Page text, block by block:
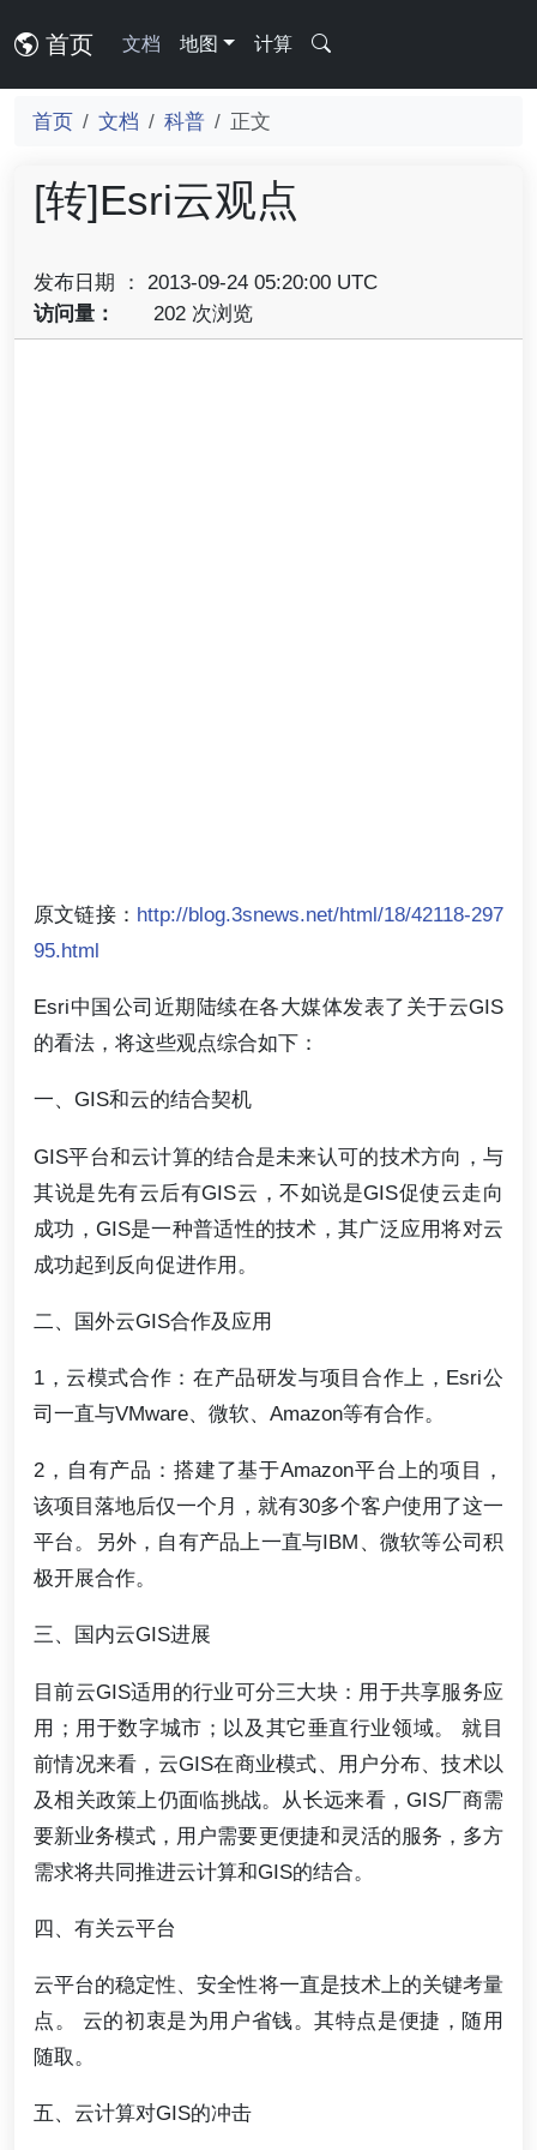
首页 文档 地图 计算
首页 文档 科普 正文
[转]Esri云观点
发布日期 ： 2013-09-24 05:20:00 UTC
访问量：
202 次浏览
原文链接： http://blog.3snews.net/html/18/42118-297
95.html
Esri中国公司近期陆续在各大媒体发表了关于云GIS
的看法，将这些观点综合如下：
一、GIS和云的结合契机
GIS平台和云计算的结合是未来认可的技术方向，与
其说是先有云后有GIS云，不如说是GIS促使云走向
成功，GIS是一种普适性的技术，其广泛应用将对云
成功起到反向促进作用。
二、国外云GIS合作及应用
1，云模式合作：在产品研发与项目合作上，Esri公
司一直与VMware、微软、Amazon等有合作。
2，自有产品：搭建了基于Amazon平台上的项目，
该项目落地后仅一个月，就有30多个客户使用了这一
平台。另外，自有产品上一直与IBM、微软等公司积
极开展合作。
三、国内云GIS进展
目前云GIS适用的行业可分三大块：用于共享服务应
用；用于数字城市；以及其它垂直行业领域。 就目
前情况来看，云GIS在商业模式、用户分布、技术以
及相关政策上仍面临挑战。从长远来看，GIS厂商需
要新业务模式，用户需要更便捷和灵活的服务，多方
需求将共同推进云计算和GIS的结合。
四、有关云平台
云平台的稳定性、安全性将一直是技术上的关键考量
点。 云的初衷是为用户省钱。其特点是便捷，随用
随取。
五、云计算对GIS的冲击